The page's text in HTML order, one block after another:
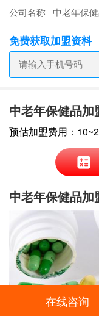
公司名称 中老年保
免费获取加盟资料
中老年保健品加
预估加盟费用：
中老年保健品加
在线咨询